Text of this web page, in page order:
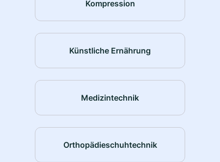
Kompression
Künstliche Ernährung
Medizintechnik
Orthopädieschuhtechnik